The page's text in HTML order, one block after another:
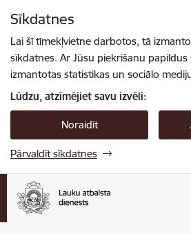
Sīkdatnes
Lai šī tīmekļvietne darbotos, tā
sīkdatnes. Ar Jūsu piekrišanu
izmantotas statistikas un sociālo
Lūdzu, atzīmējiet savu izvēli:
Noraidīt
Pārvaldīt sīkdatnes